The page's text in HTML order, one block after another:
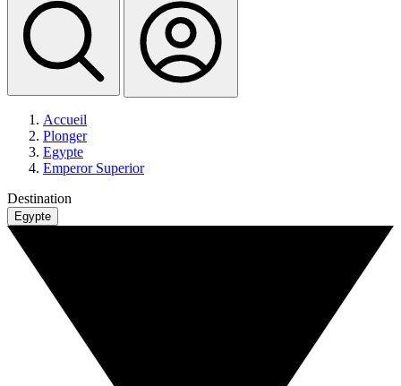
Accueil
Plonger
Egypte
Emperor Superior
Destination
Egypte